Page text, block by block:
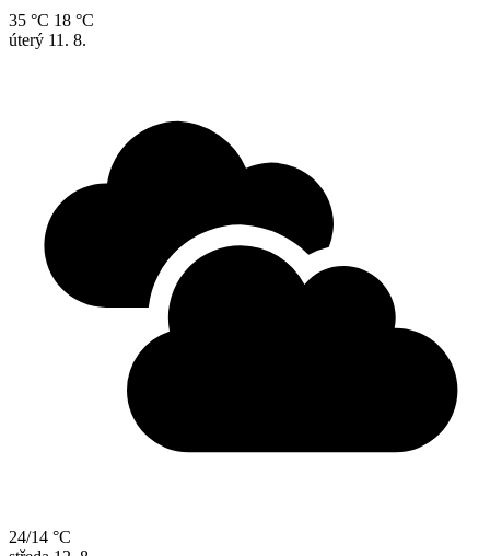
35 °C 18 °C
úterý 11. 8.
24/14 °C